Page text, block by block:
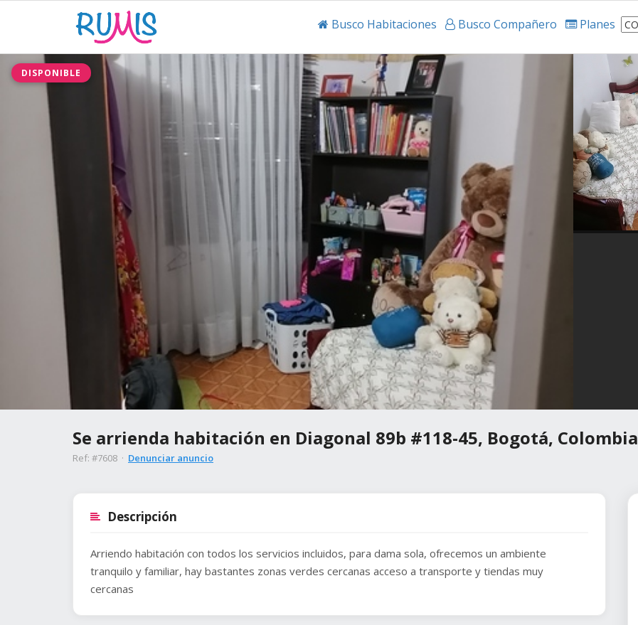
Busco Habitaciones Busco Compañero Planes
DISPONIBLE
Se arrienda habitación en Diagonal 89b #118-45, Bogotá, Colombia
Ref: #7608 · Denunciar anuncio
Descripción
Arriendo habitación con todos los servicios incluidos, para dama sola, ofrecemos un ambiente
tranquilo y familiar, hay bastantes zonas verdes cercanas acceso a transporte y tiendas muy
cercanas